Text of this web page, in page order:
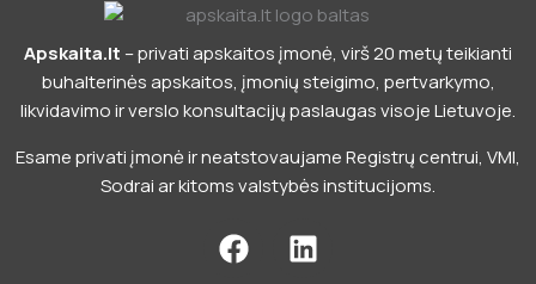
Apskaita.lt – privati apskaitos įmonė, virš 20 metų teikianti
buhalterinės apskaitos, įmonių steigimo, pertvarkymo,
likvidavimo ir verslo konsultacijų paslaugas visoje Lietuvoje.
Esame privati įmonė ir neatstovaujame Registrų centrui, VMI,
Sodrai ar kitoms valstybės institucijoms.
F
a
L
i